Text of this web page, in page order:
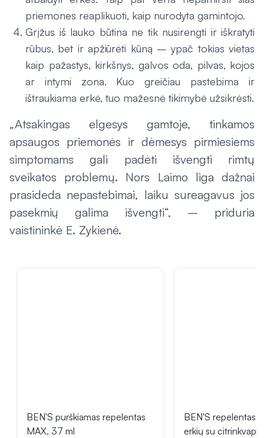
priemones reaplikuoti, kaip nurodyta gamintojo.
Grįžus iš lauko būtina ne tik nusirengti ir iškratyti
rūbus, bet ir apžiūrėti kūną – ypač tokias vietas
kaip pažastys, kirkšnys, galvos oda, pilvas, kojos
ar intymi zona. Kuo greičiau pastebima ir
ištraukiama erkė, tuo mažesnė tikimybė užsikrėsti.
„Atsakingas elgesys gamtoje, tinkamos
apsaugos priemonės ir dėmesys pirmiesiems
simptomams gali padėti išvengti rimtų
sveikatos problemų. Nors Laimo liga dažnai
prasideda nepastebimai, laiku sureagavus jos
pasekmių galima išvengti“, – priduria
vaistininkė E. Zykienė.
BEN'S purškiamas repelentas
MAX, 37 ml
BEN'S repelentas
erkių su